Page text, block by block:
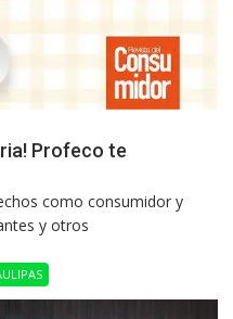
Profeco te
como consumidor y
y otros